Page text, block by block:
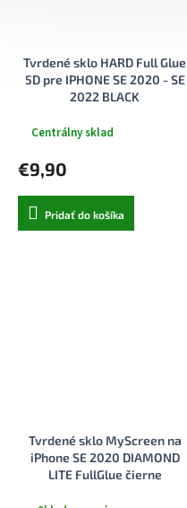
Tvrdené sklo HARD Full Glue
5D pre IPHONE SE 2020 - SE
2022 BLACK
Centrálny sklad
€9,90
Pridať do košíka
Tvrdené sklo MyScreen na
iPhone SE 2020 DIAMOND
LITE FullGlue čierne